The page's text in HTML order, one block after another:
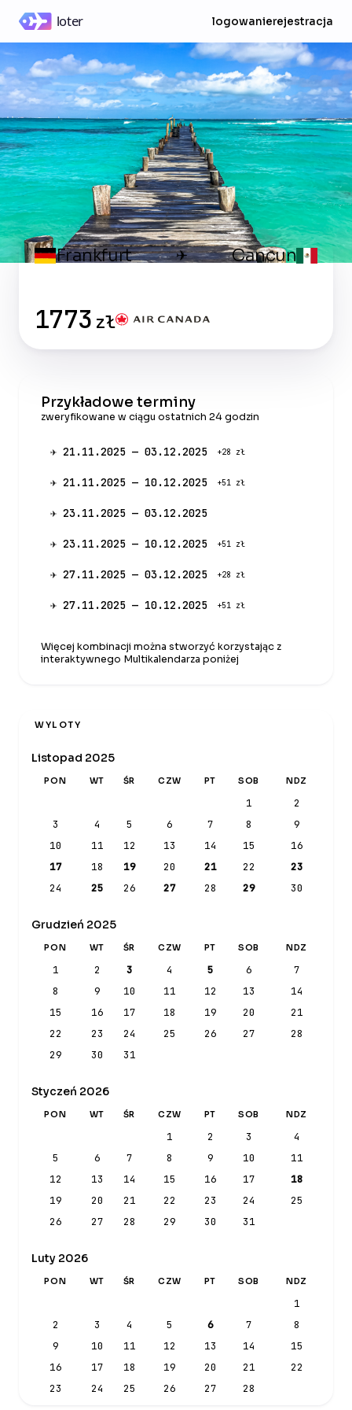
logowanierejestracja
Frankfurt ✈ Cancun
1773 zł
Przykładowe terminy
zweryfikowane w ciągu ostatnich 24 godzin
✈ 21.11.2025 — 03.12.2025 +28 zł
✈ 21.11.2025 — 10.12.2025 +51 zł
✈ 23.11.2025 — 03.12.2025
✈ 23.11.2025 — 10.12.2025 +51 zł
✈ 27.11.2025 — 03.12.2025 +28 zł
✈ 27.11.2025 — 10.12.2025 +51 zł
Więcej kombinacji można stworzyć korzystając z
interaktywnego Multikalendarza poniżej
WYLOTY
Listopad 2025
PON WT ŚR CZW PT SOB NDZ
1
2
3
4 5 6 7 8
9
10
11 12 13 14 15
16
17
18 19 20 21 22
23
24
25 26 27 28 29 30
Grudzień 2025
PON WT ŚR CZW PT SOB NDZ
1 2 3 4 5 6
7
8
9 10 11 12 13
14
15
16 17 18 19 20
21
22
23 24 25 26 27
28
29
30 31
Styczeń 2026
PON WT ŚR CZW PT SOB NDZ
1 2 3
4
5
6 7 8 9 10
11
12
13 14 15 16 17
18
19
20 21 22 23 24
25
26
27 28 29 30 31
Luty 2026
PON WT ŚR CZW PT SOB NDZ
1
2
3 4 5 6 7
8
9
10 11 12 13 14
15
16
17 18 19 20 21
22
23
24 25 26 27 28